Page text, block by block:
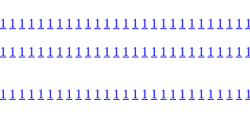
1 1 1 1 1 1 1 1 1 1 1 1 1 1 1 1 1 1 1 1 1 1 1 1 1 1 1
1 1 1 1 1 1 1 1 1 1 1 1 1 1 1 1 1 1 1 1 1 1 1 1 1 1 1
1 1 1 1 1 1 1 1 1 1 1 1 1 1 1 1 1 1 1 1 1 1 1 1 1 1 1